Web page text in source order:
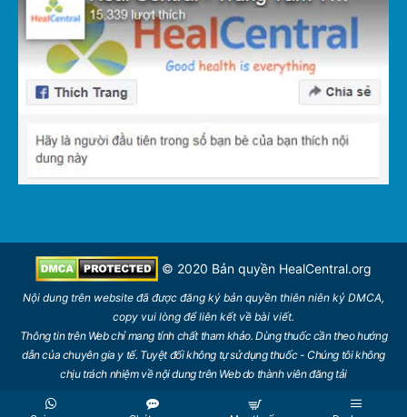
© 2020 Bản quyền HealCentral.org
Nội dung trên website đã được đăng ký bản quyền thiên niên kỷ DMCA,
copy vui lòng đểliên kếtvề bài viết.
Thông tin trên Web chỉ mang tính chất tham khảo. Dùng thuốc cần theo hướng
dẫn của chuyên gia y tế. Tuyệt đối không tự sử dụng thuốc - Chúng tôi không
chịu trách nhiệm về nội dung trên Web do thành viên đăng tải